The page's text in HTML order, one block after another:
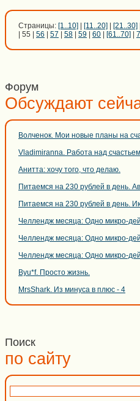
Страницы: [1..10] [11..20] [21..30]
| 55 | 56 57 58 59 60 [61..70]
Форум
Обсуждают
Волченок. Мои новые планы на
Vladimiranna. Работа над
Анитта: хочу того, что делаю.
Питаемся на 230 рублей в день.
Питаемся на 230 рублей в день.
Челлендж месяца: Одно микро-
Челлендж месяца: Одно микро-
Челлендж месяца: Одно микро-
Byu*f. Просто жизнь.
MrsShark. Из минуса в плюс - 4
Поиск
по сайту